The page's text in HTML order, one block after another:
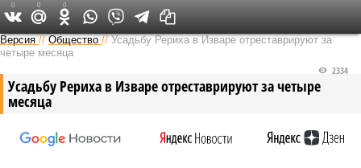
Версия на Неве
Версия //Общество //Усадьбу Рериха в Изваре отреставрируют за
четыре месяца
Усадьбу Рериха в Изваре отреставрируют за четыре
месяца
2334
0 0 0